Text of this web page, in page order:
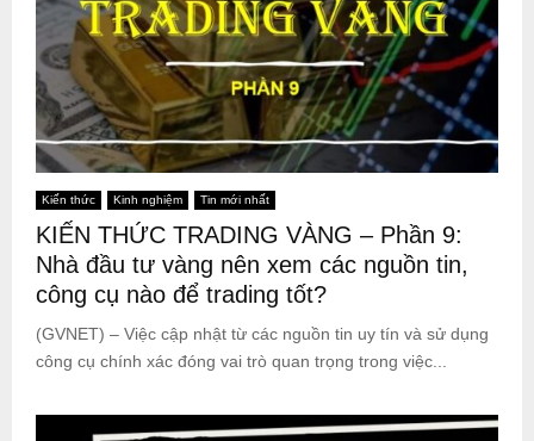
Kiến thức Kinh nghiệm Tin mới nhất
KIẾN THỨC TRADING VÀNG – Phần 9:
Nhà đầu tư vàng nên xem các nguồn tin,
công cụ nào để trading tốt?
(GVNET) – Việc cập nhật từ các nguồn tin uy tín và sử dụng
công cụ chính xác đóng vai trò quan trọng trong việc...